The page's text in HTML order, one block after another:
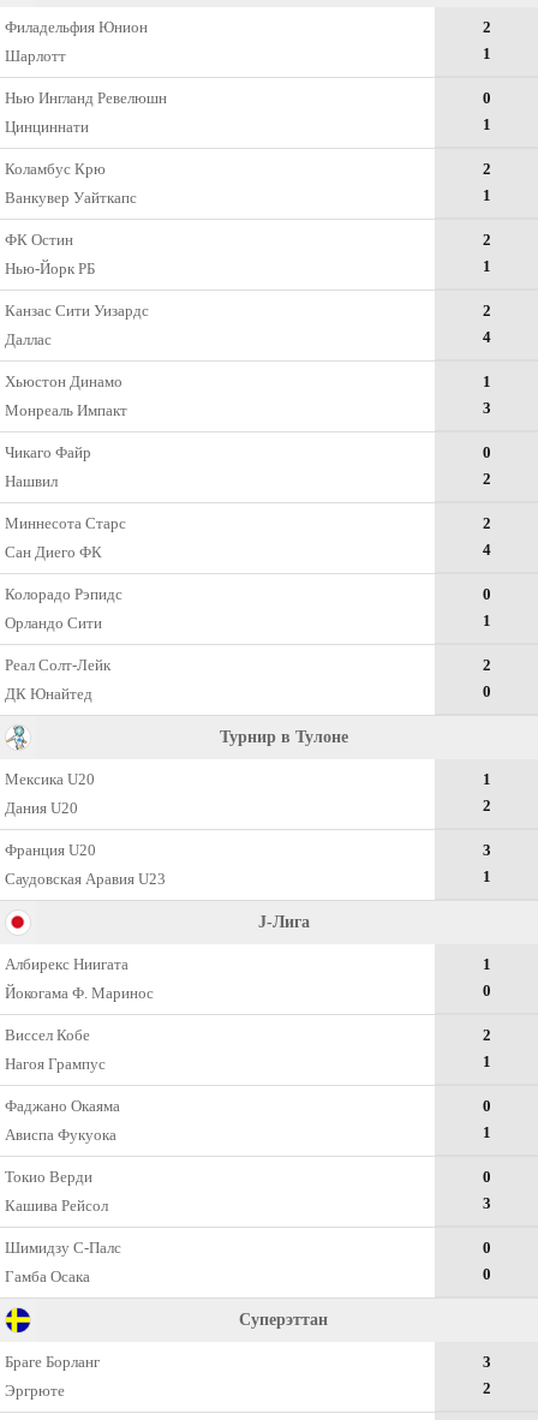
Филадельфия Юнион
Шарлотт
2
1
Нью Ингланд Ревелюшн
Цинциннати
0
1
Коламбус Крю
Ванкувер Уайткапс
2
1
ФК Остин
Нью-Йорк РБ
2
1
Канзас Сити Уизардс
Даллас
2
4
Хьюстон Динамо
Монреаль Импакт
1
3
Чикаго Файр
Нашвил
0
2
Миннесота Старс
Сан Диего ФК
2
4
Колорадо Рэпидс
Орландо Сити
0
1
Реал Солт-Лейк
ДК Юнайтед
2
0
Турнир в Тулоне
Мексика U20
Дания U20
1
2
Франция U20
Саудовская Аравия U23
3
1
J-Лига
Албирекс Ниигата
Йокогама Ф. Маринос
1
0
Виссел Кобе
Нагоя Грампус
2
1
Фаджано Окаяма
Ависпа Фукуока
0
1
Токио Верди
Кашива Рейсол
0
3
Шимидзу С-Палс
Гамба Осака
0
0
Суперэттан
Браге Борланг
Эргрюте
3
2